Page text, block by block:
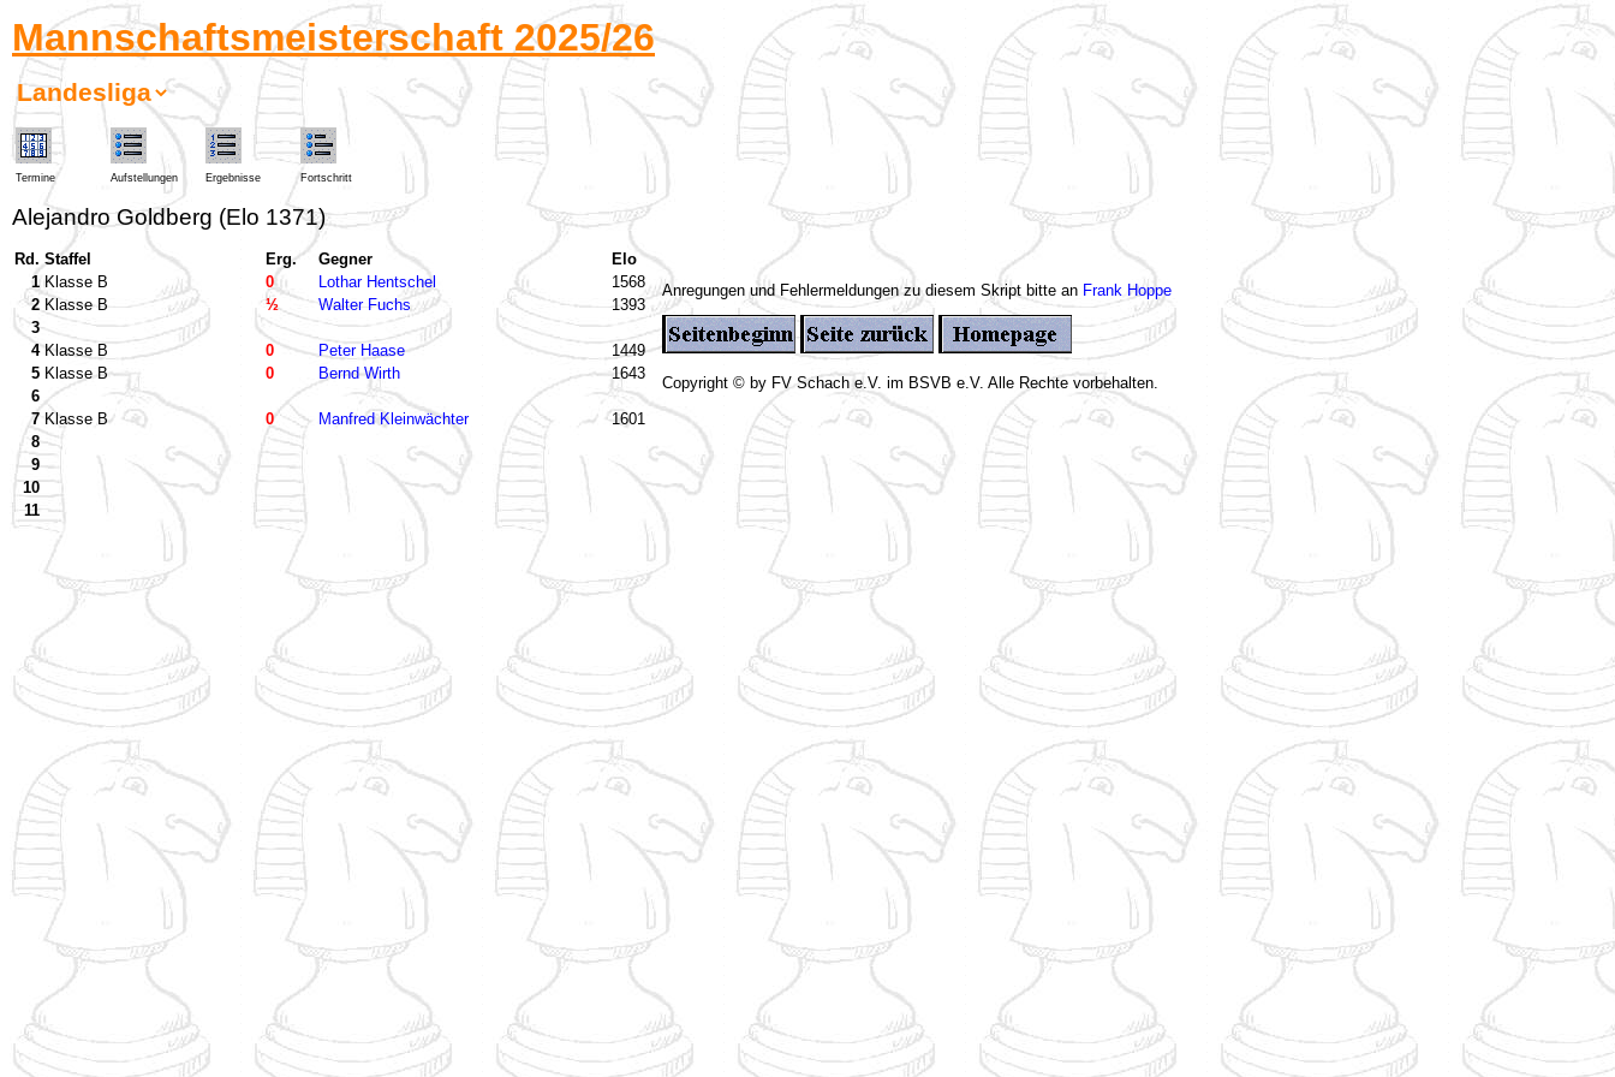
Mannschaftsmeisterschaft 2025/26
Termine Aufstellungen Ergebnisse Fortschritt
Alejandro Goldberg (Elo 1371)
Rd. Staffel Erg. Gegner
Elo
1 Klasse B 0 Lothar Hentschel
1568
2 Klasse B ½ Walter Fuchs
1393
3
4 Klasse B 0 Peter Haase
1449
5 Klasse B 0 Bernd Wirth
1643
6
7 Klasse B 0 Manfred Kleinwächter
1601
8
9
10
11
Anregungen und Fehlermeldungen zu diesem Skript bitte an Frank Hoppe
Copyright © by FV Schach e.V. im BSVB e.V. Alle Rechte vorbehalten.